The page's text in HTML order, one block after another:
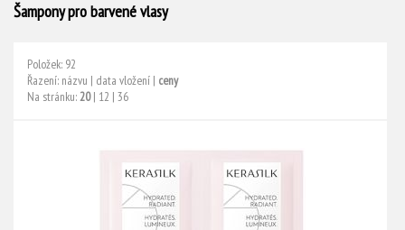
Šampony pro barvené vlasy
Položek: 92
Řazení: názvu | data vložení | ceny
Na stránku:20| 12 | 36